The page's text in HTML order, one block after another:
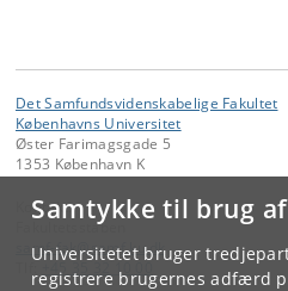
Samtykke til brug
Universitetet bruger
registrere brugernes adfærd
Det Samfundsvidenskabelige Fakultet
Københavns Universitet
Øster Farimagsgade 5
1353 København K
Kontakt:
Fakultetsstaben
samf-fak @samf.ku.dk